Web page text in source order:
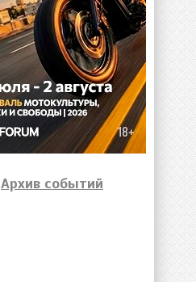
Архив событий